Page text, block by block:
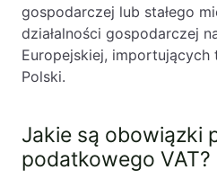
gospodarczej lub stałego
działalności gospodarczej
Europejskiej,
Polski.
Jakie są obowiązki
podatkowego VAT?